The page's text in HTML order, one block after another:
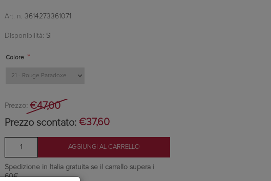
Art. n. 3614273361071
Disponibilità: Si
Colore *
Prezzo: €47,00
Prezzo scontato: €37,60
Spedizione in Italia gratuita se il carrello supera i
60€